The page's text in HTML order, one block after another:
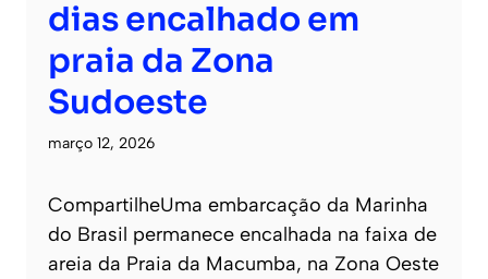
dias encalhado em
praia da Zona
Sudoeste
março 12, 2026
CompartilheUma embarcação da Marinha
do Brasil permanece encalhada na faixa de
areia da Praia da Macumba, na Zona Oeste